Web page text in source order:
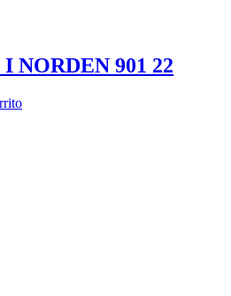
NORDEN 901 22